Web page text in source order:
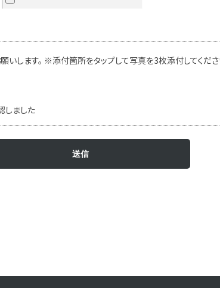
します。 ※添付箇所をタップして写真を3枚添付してくだ
しました